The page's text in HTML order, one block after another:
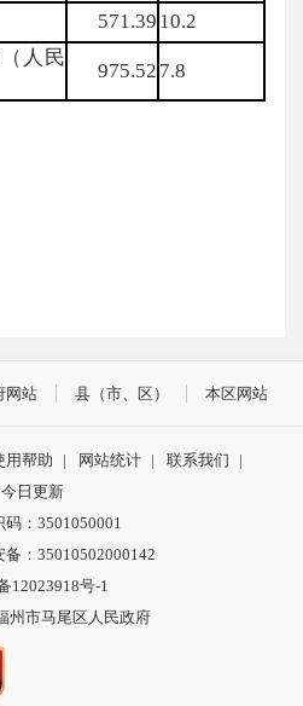
571.39 10.2
人民
975.52 7.8
网站 县（市、区） 本区网站
用帮助 | 网站统计 | 联系我们
|
今日更新
码：3501050001
备：35010502000142
12023918号-1
州市马尾区人民政府